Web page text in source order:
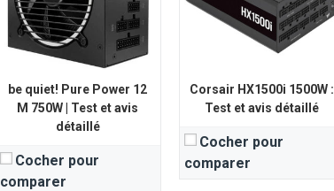
be quiet! Pure Power 12
M 750W | Test et avis
détaillé
Cocher pour
comparer
Corsair HX1500i 1500W :
Test et avis détaillé
Cocher pour
comparer